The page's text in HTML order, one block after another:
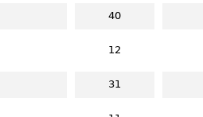
40
12
31